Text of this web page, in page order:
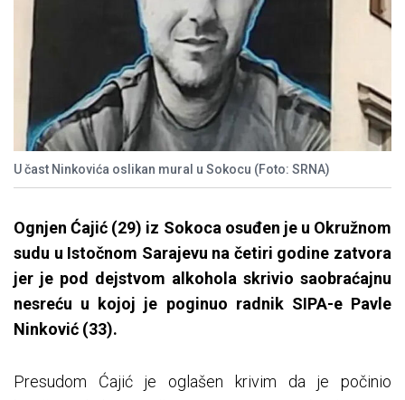
U čast Ninkovića oslikan mural u Sokocu (Foto: SRNA)
Ognjen Ćajić (29) iz Sokoca osuđen je u Okružnom
sudu u Istočnom Sarajevu na četiri godine zatvora
jer je pod dejstvom alkohola skrivio saobraćajnu
nesreću u kojoj je poginuo radnik SIPA-e Pavle
Ninković (33).
Presudom Ćajić je oglašen krivim da je počinio